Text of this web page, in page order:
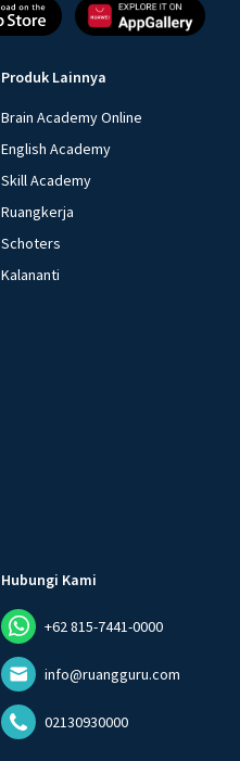
Produk Lainnya
Brain Academy Online
English Academy
Skill Academy
Ruangkerja
Schoters
Kalananti
Hubungi Kami
+62 815-7441-0000
info@ruangguru.com
02130930000